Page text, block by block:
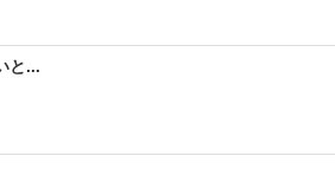
と...